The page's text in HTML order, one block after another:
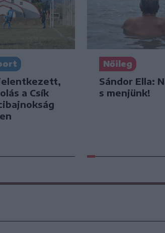
a Csík
Nőileg
Sándor Ella:
s menjünk!